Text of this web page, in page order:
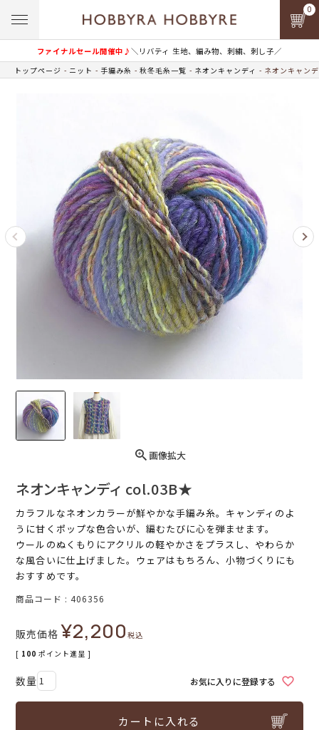
ファイナルセール開催中♪＼リバティ 生地、編み物、刺繍、刺し子／
0
トップページ ニット 手編み糸 秋冬毛糸一覧 ネオンキャンディ ネオンキャン
画像拡大
ネオンキャンディ col.03B★
カラフルなネオンカラーが鮮やかな手編み糸。キャンディのよ
うに甘くポップな色合いが、編むたびに心を弾ませます。
ウールのぬくもりにアクリルの軽やかさをプラスし、やわらか
な風合いに仕上げました。ウェアはもちろん、小物づくりにも
おすすめです。
商品コード 406356
販売価格 ¥2,200税込
[ 100 ポイント進呈 ]
お気に入りに登録する
カートに入れる